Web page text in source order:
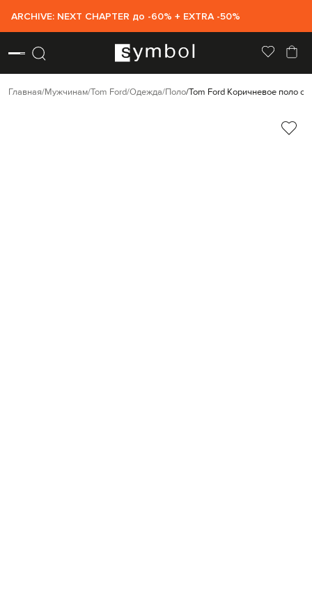
ARCHIVE: NEXT CHAPTER до -60% + EXTRA -50%
Главная Мужчинам Tom Ford Одежда Поло Tom Ford Коричневое поло с